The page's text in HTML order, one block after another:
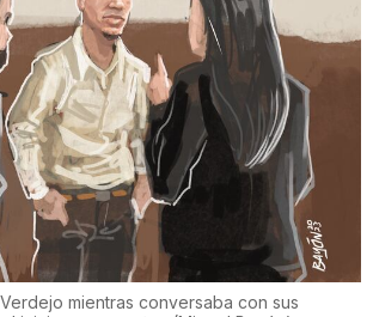
mientras conversaba con sus